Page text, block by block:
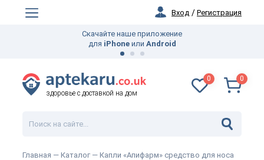
Вход / Регистрация
Скачайте наше приложение
для iPhone или Android
здоровье с доставкой на дом
0 0
Главная — Каталог — Капли «Апифарм» средство для носа